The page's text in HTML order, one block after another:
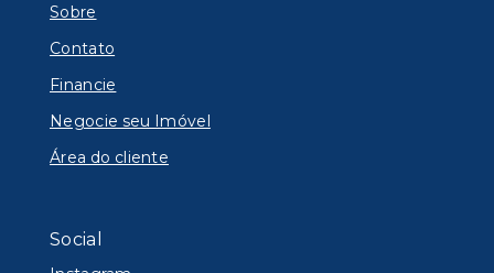
Sobre
Contato
Financie
Negocie seu Imóvel
Área do cliente
Social